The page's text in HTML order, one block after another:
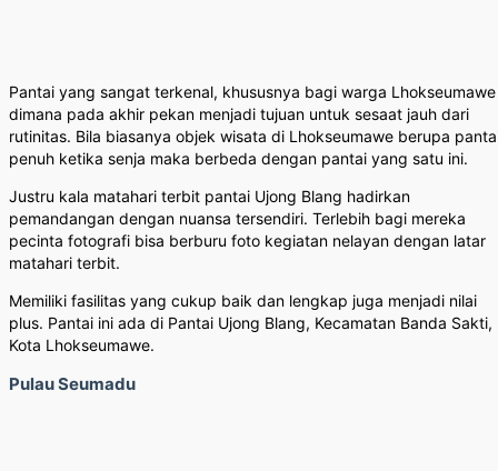
Pantai yang sangat terkenal, khususnya bagi warga Lhokseumawe
dimana pada akhir pekan menjadi tujuan untuk sesaat jauh dari
rutinitas. Bila biasanya objek wisata di Lhokseumawe berupa
penuh ketika senja maka berbeda dengan pantai yang satu ini.
Justru kala matahari terbit pantai Ujong Blang hadirkan
pemandangan dengan nuansa tersendiri. Terlebih bagi mereka
pecinta fotografi bisa berburu foto kegiatan nelayan dengan latar
matahari terbit.
Memiliki fasilitas yang cukup baik dan lengkap juga menjadi nilai
plus. Pantai ini ada di Pantai Ujong Blang, Kecamatan Banda Sakti,
Kota Lhokseumawe.
Pulau Seumadu